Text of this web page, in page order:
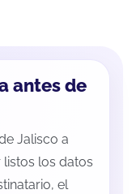
antes de
Jalisco a
los datos
el